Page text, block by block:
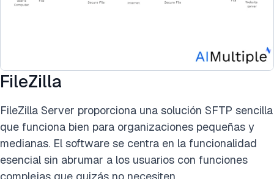
FileZilla
FileZilla Server proporciona una solución SFTP sencilla
que funciona bien para organizaciones pequeñas y
medianas. El software se centra en la funcionalidad
esencial sin abrumar a los usuarios con funciones